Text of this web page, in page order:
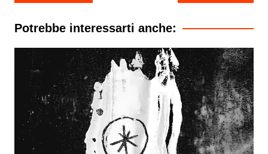
articoli
Potrebbe interessarti anche: